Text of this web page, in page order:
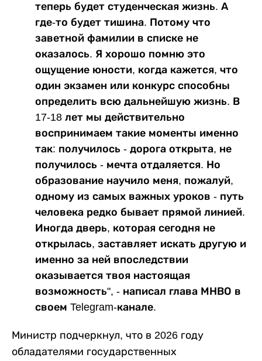
теперь будет студенческая жизнь. А
где-то будет тишина. Потому что
заветной фамилии в списке не
оказалось. Я хорошо помню это
ощущение юности, когда кажется, что
один экзамен или конкурс способны
определить всю дальнейшую жизнь. В
17-18 лет мы действительно
воспринимаем такие моменты именно
так: получилось - дорога открыта, не
получилось - мечта отдаляется. Но
образование научило меня, пожалуй,
одному из самых важных уроков - путь
человека редко бывает прямой линией.
Иногда дверь, которая сегодня не
открылась, заставляет искать другую и
именно за ней впоследствии
оказывается твоя настоящая
возможность", - написал глава МНВО в
своем Telegram-канале.
Министр подчеркнул, что в 2026 году
обладателями государственных